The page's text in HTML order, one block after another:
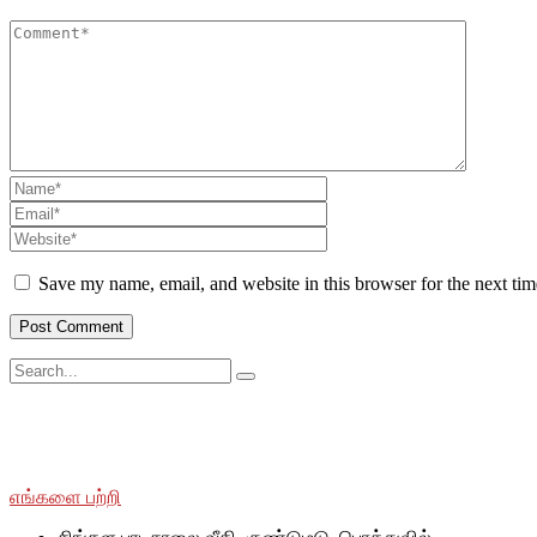
Save my name, email, and website in this browser for the next
எங்களை பற்றி